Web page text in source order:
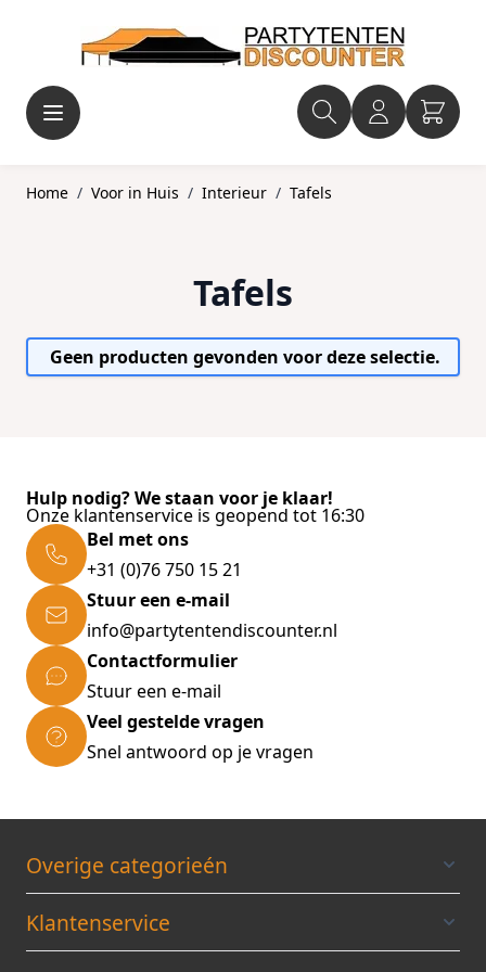
Home / Voor in Huis / Interieur / Tafels
Tafels
Geen producten gevonden voor deze selectie.
Hulp nodig? We staan voor je klaar!
Onze klantenservice is geopend tot 16:30
Bel met ons
+31 (0)76 750 15 21
Stuur een e-mail
info@partytentendiscounter.nl
Contactformulier
Stuur een e-mail
Veel gestelde vragen
Snel antwoord op je vragen
Overige categorieén
Klantenservice